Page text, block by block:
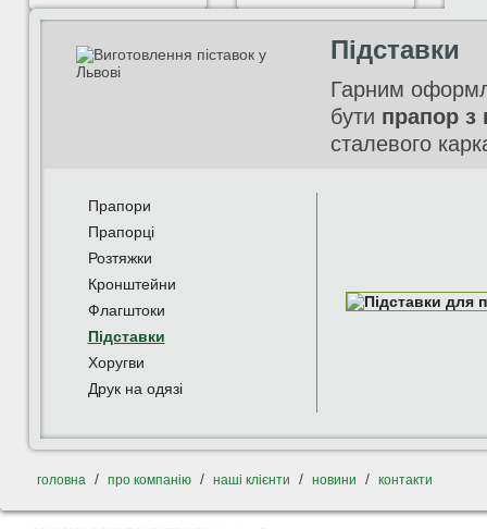
Підставки
Гарним
бути прапор з
сталевого
Прапори
Прапорці
Розтяжки
Кронштейни
Флагштоки
Підставки
Хоругви
Друк на одязі
головна / про компанію / наші клієнти / новини / контакти